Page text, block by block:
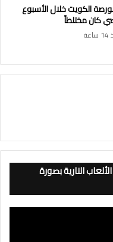
الكويت خلال الأسبوع
كان مختلطاً
النارية بصورة